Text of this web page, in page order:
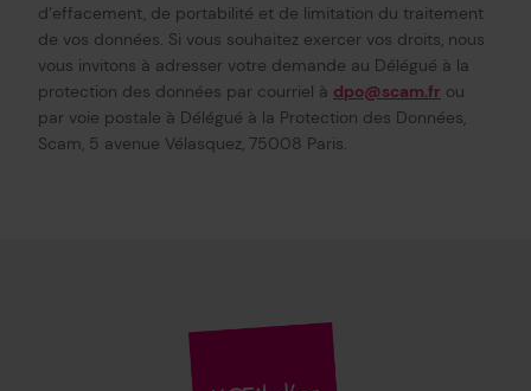
d’effacement, de portabilité et de limitation du traitement
de vos données. Si vous souhaitez exercer vos droits, nous
vous invitons à adresser votre demande au Délégué à la
protection des données par courriel à dpo@scam.fr ou
par voie postale à Délégué à la Protection des Données,
Scam, 5 avenue Vélasquez, 75008 Paris.